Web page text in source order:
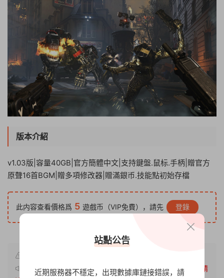
版本介紹
v1.03版|容量40GB|官方簡體中文|支持鍵盤.鼠标.手柄|贈官方
原聲16首BGM|贈多項修改器|贈滿銀币.技能點初始存檔
此内容查看價格爲 5 遊戲币（VIP免費），請先 登錄
原文鏈接：http://www.xdgameo.com/7307.html，轉載請
站點公告
近期服務器不穩定，出現數據庫鏈接錯誤，請